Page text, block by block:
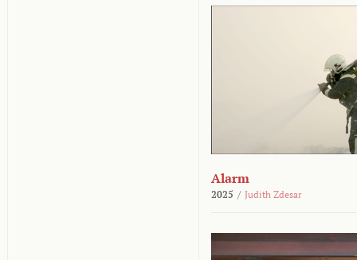
Alarm
2025 / Judith Zdesar